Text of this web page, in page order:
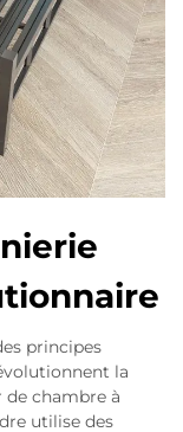
principes
la
chambre à
utilise des